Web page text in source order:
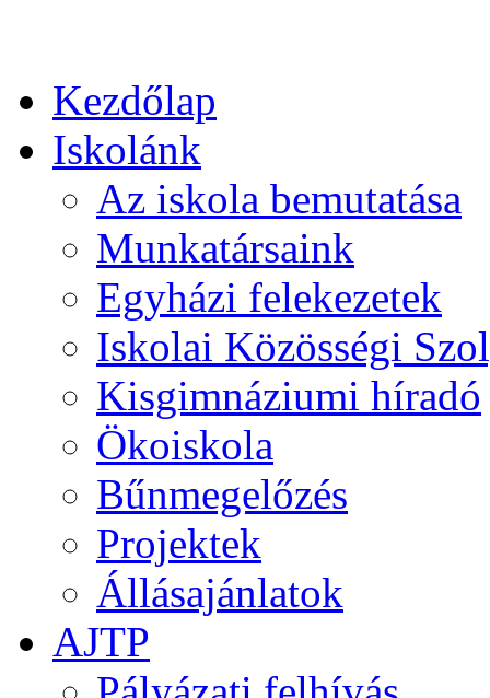
Kezdőlap
Iskolánk
Az iskola bemutatása
Munkatársaink
Egyházi felekezetek
Iskolai Közösségi
Kisgimnáziumi híradó
Ökoiskola
Bűnmegelőzés
Projektek
Állásajánlatok
AJTP